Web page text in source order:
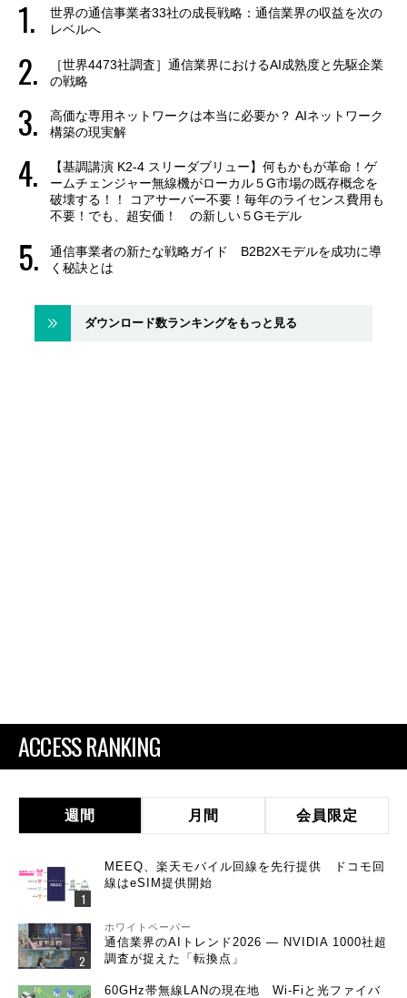
世界の通信事業者33社の成長戦略：通信業界の収益を次の
レベルへ
［世界4473社調査］通信業界におけるAI成熟度と先駆企業
の戦略
高価な専用ネットワークは本当に必要か？ AIネットワーク
構築の現実解
【基調講演 K2-4 スリーダブリュー】何もかもが革命！ゲ
ームチェンジャー無線機がローカル５G市場の既存概念を
破壊する！！ コアサーバー不要！毎年のライセンス費用も
不要！でも、超安価！ の新しい５Gモデル
通信事業者の新たな戦略ガイド B2B2Xモデルを成功に導
く秘訣とは
ダウンロード数ランキングをもっと見る
ACCESS RANKING
週間 月間 会員限定
MEEQ、楽天モバイル回線を先行提供 ドコモ回
線はeSIM提供開始
ホワイトペーパー
通信業界のAIトレンド2026 ― NVIDIA 1000社超
調査が捉えた「転換点」
60GHz帯無線LANの現在地 Wi-Fiと光ファイバ